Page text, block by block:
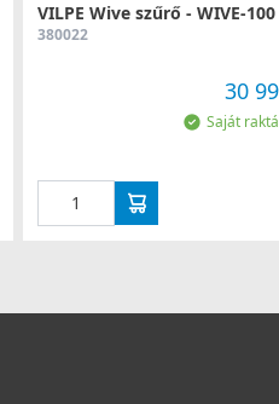
VILPE Wive szűrő - WIVE-
380022
30
Saját